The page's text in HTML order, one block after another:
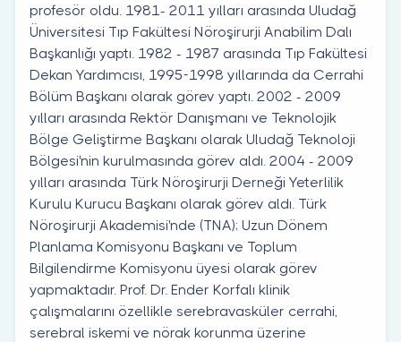
profesör oldu. 1981- 2011 yılları arasında Uludağ
Üniversitesi Tıp Fakültesi Nöroşirurji Anabilim Dalı
Başkanlığı yaptı. 1982 - 1987 arasında Tıp Fakültesi
Dekan Yardımcısı, 1995-1998 yıllarında da Cerrahi
Bölüm Başkanı olarak görev yaptı. 2002 - 2009
yılları arasında Rektör Danışmanı ve Teknolojik
Bölge Geliştirme Başkanı olarak Uludağ Teknoloji
Bölgesi'nin kurulmasında görev aldı. 2004 - 2009
yılları arasında Türk Nöroşirurji Derneği Yeterlilik
Kurulu Kurucu Başkanı olarak görev aldı. Türk
Nöroşirurji Akademisi'nde (TNA); Uzun Dönem
Planlama Komisyonu Başkanı ve Toplum
Bilgilendirme Komisyonu üyesi olarak görev
yapmaktadır. Prof. Dr. Ender Korfalı klinik
çalışmalarını özellikle serebravasküler cerrahi,
serebral iskemi ve nörak korunma üzerine